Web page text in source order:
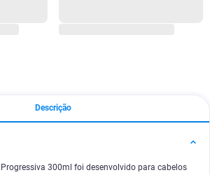
Descrição
300ml foi desenvolvido para cabelos